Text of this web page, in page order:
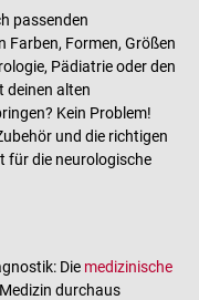
passenden
Farben, Formen, Größen
Pädiatrie oder den
deinen alten
Kein Problem!
und die richtigen
für die neurologische
Die medizinische
durchaus